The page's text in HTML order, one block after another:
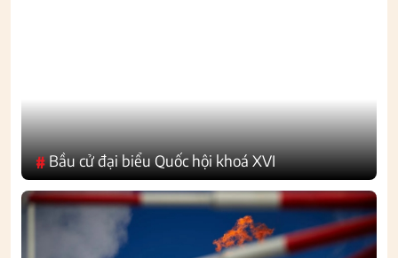
#Bầu cử đại biểu Quốc hội khoá XVI